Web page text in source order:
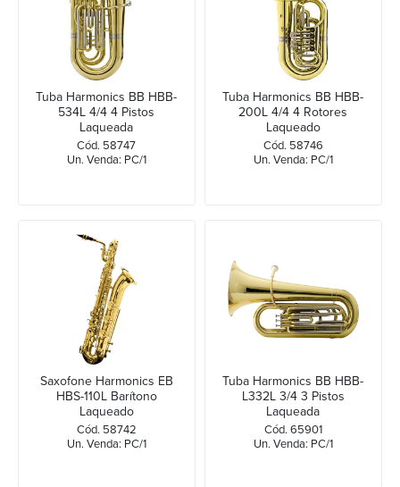
Tuba Harmonics BB HBB-
534L 4/4 4 Pistos
Laqueada
Cód. 58747
Un. Venda: PC/1
Tuba Harmonics BB HBB-
200L 4/4 4 Rotores
Laqueado
Cód. 58746
Un. Venda: PC/1
Saxofone Harmonics EB
HBS-110L Barítono
Laqueado
Cód. 58742
Un. Venda: PC/1
Tuba Harmonics BB HBB-
L332L 3/4 3 Pistos
Laqueada
Cód. 65901
Un. Venda: PC/1